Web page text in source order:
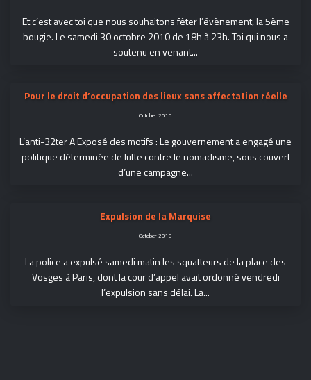
Et c’est avec toi que nous souhaitons fêter l’évènement, la 5ème
bougie. Le samedi 30 octobre 2010 de 18h à 23h. Toi qui nous a
soutenu en venant...
Pour le droit d’occupation des lieux sans affectation réelle
October 2010
L’anti-32ter A Exposé des motifs : Le gouvernement a engagé une
politique déterminée de lutte contre le nomadisme, sous couvert
d’une campagne...
Expulsion de la Marquise
October 2010
La police a expulsé samedi matin les squatteurs de la place des
Vosges à Paris, dont la cour d’appel avait ordonné vendredi
l’expulsion sans délai. La...